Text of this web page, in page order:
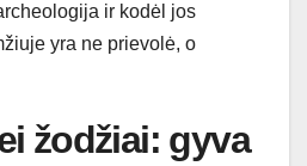
ir kodėl jos
yra ne prievolė, o
žodžiai: gyva